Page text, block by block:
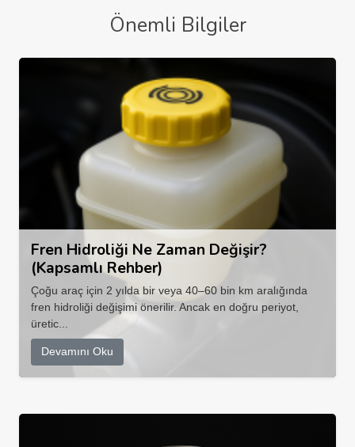
Önemli Bilgiler
Fren Hidroliği Ne Zaman Değişir?
(Kapsamlı Rehber)
Çoğu araç için 2 yılda bir veya 40–60 bin km aralığında
fren hidroliği değişimi önerilir. Ancak en doğru periyot,
üretic...
Devamını Oku